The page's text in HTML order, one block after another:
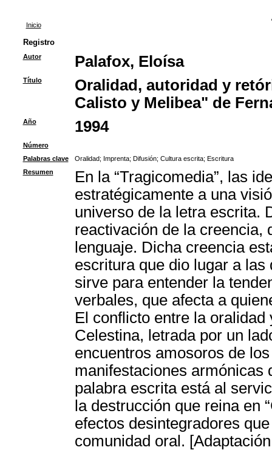
Inicio
Registro
Autor Palafox, Eloísa
Título
Oralidad, autoridad y
Calisto y Melibea" de
Año 1994
Número
Palabras clave
Oralidad; Imprenta; Difusión; Cultura escrita; Escritura
Resumen
En la “Tragicomedia”, las
estratégicamente a una
universo de la letra escrita.
reactivación de la creencia,
lenguaje. Dicha creencia
escritura que dio lugar a
sirve para entender la
verbales, que afecta a
El conflicto entre la
Celestina, letrada por un
encuentros amosoros de
manifestaciones armónicas
palabra escrita está al
la destrucción que reina en
efectos desintegradores
comunidad oral.